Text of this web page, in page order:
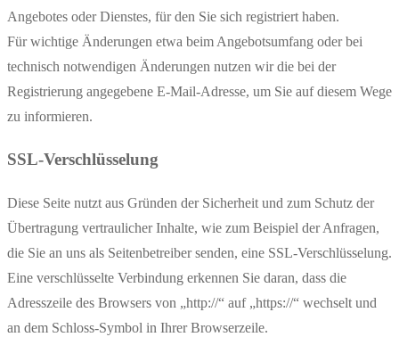
Angebotes oder Dienstes, für den Sie sich registriert haben.
Für wichtige Änderungen etwa beim Angebotsumfang oder bei
technisch notwendigen Änderungen nutzen wir die bei der
Registrierung angegebene E-Mail-Adresse, um Sie auf diesem Wege
zu informieren.
SSL-Verschlüsselung
Diese Seite nutzt aus Gründen der Sicherheit und zum Schutz der
Übertragung vertraulicher Inhalte, wie zum Beispiel der Anfragen,
die Sie an uns als Seitenbetreiber senden, eine SSL-Verschlüsselung.
Eine verschlüsselte Verbindung erkennen Sie daran, dass die
Adresszeile des Browsers von „http://“ auf „https://“ wechselt und
an dem Schloss-Symbol in Ihrer Browserzeile.